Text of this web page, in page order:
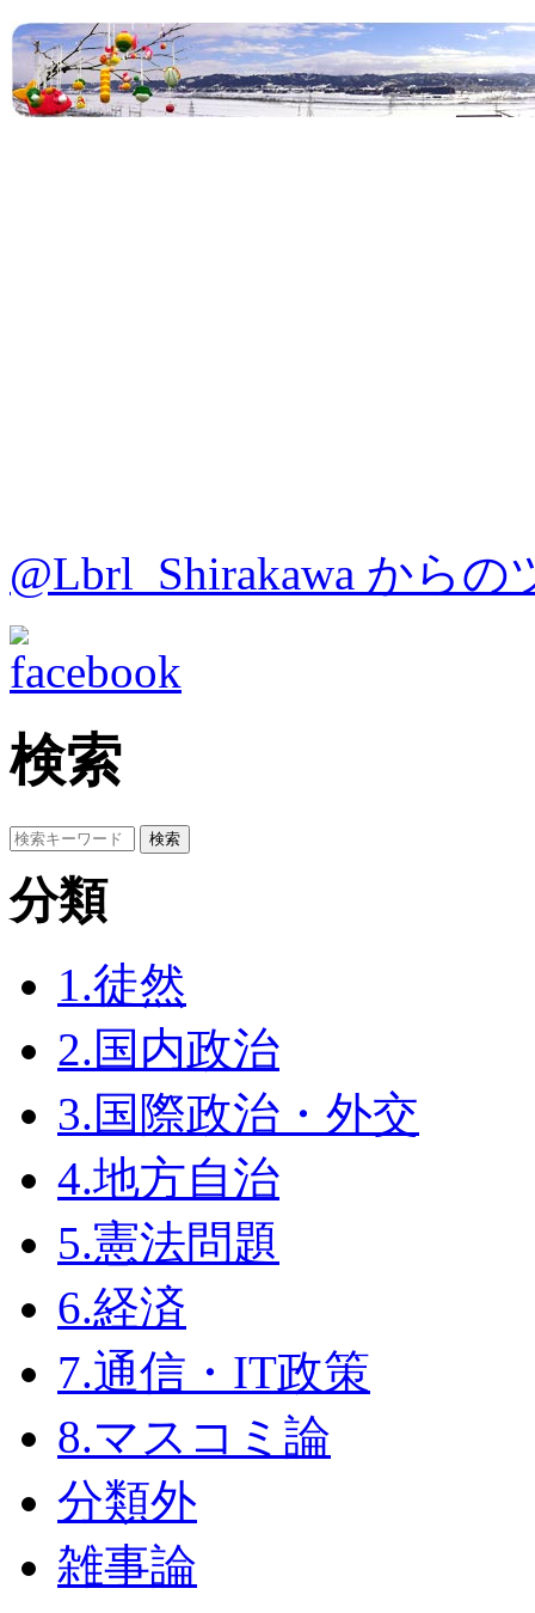
@Lbrl_Shirakawa からの
検索
分類
1.徒然
2.国内政治
3.国際政治・外交
4.地方自治
5.憲法問題
6.経済
7.通信・IT政策
8.マスコミ論
分類外
雑事論